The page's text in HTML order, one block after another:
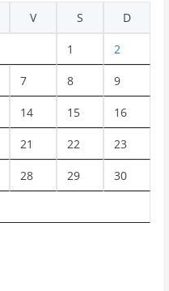
V S D
1 2
7 8 9
14 15 16
21 22 23
28 29 30